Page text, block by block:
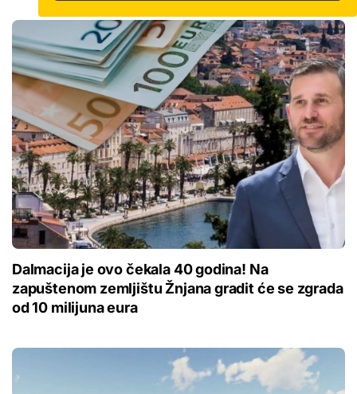
Dalmacija je ovo čekala 40 godina! Na
zapuštenom zemljištu Žnjana gradit će se zgrada
od 10 milijuna eura